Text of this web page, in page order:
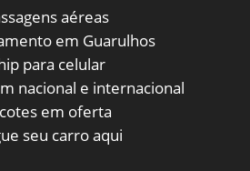
aéreas
em Guarulhos
para celular
nacional e internacional
em oferta
seu carro aqui